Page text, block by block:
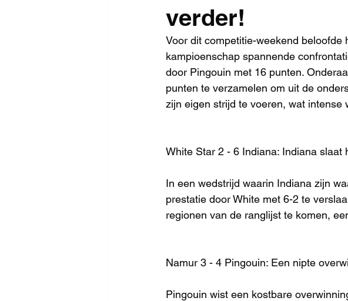
verder!
Voor dit competitie-weekend beloofde
kampioenschap spannende
door Pingouin met 16 punten.
punten te verzamelen om uit de
zijn eigen strijd te voeren, wat intense
White Star 2 - 6 Indiana: Indiana slaat
In een wedstrijd waarin Indiana zijn
prestatie door White met 6-2 te
regionen van de ranglijst te komen,
Namur 3 - 4 Pingouin: Een nipte
Pingouin wist een kostbare